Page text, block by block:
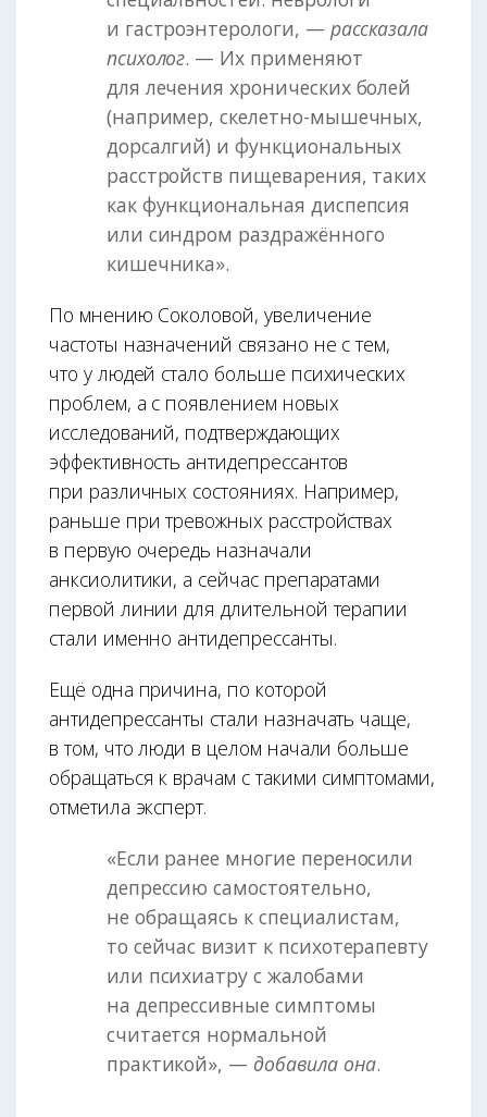
и гастроэнтерологи, — рассказала
психолог. — Их применяют
для лечения хронических болей
(например, скелетно-мышечных,
дорсалгий) и функциональных
расстройств пищеварения, таких
как функциональная диспепсия
или синдром раздражённого
кишечника».
По мнению Соколовой, увеличение
частоты назначений связано не с тем,
что у людей стало больше психических
проблем, а с появлением новых
исследований, подтверждающих
эффективность антидепрессантов
при различных состояниях. Например,
раньше при тревожных расстройствах
в первую очередь назначали
анксиолитики, а сейчас препаратами
первой линии для длительной терапии
стали именно антидепрессанты.
Ещё одна причина, по которой
антидепрессанты стали назначать чаще,
в том, что люди в целом начали больше
обращаться к врачам с такими симптомами,
отметила эксперт.
«Если ранее многие переносили
депрессию самостоятельно,
не обращаясь к специалистам,
то сейчас визит к психотерапевту
или психиатру с жалобами
на депрессивные симптомы
считается нормальной
практикой», — добавила она.